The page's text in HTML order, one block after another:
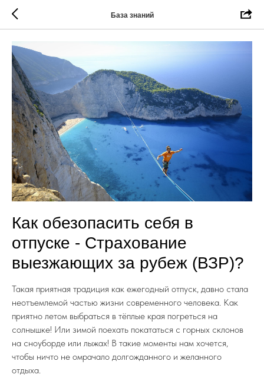
База знаний
Как обезопасить себя в
отпуске - Страхование
выезжающих за рубеж (ВЗР)?
Такая приятная традиция как ежегодный отпуск, давно стала
неотъемлемой частью жизни современного человека. Как
приятно летом выбраться в тёплые края погреться на
солнышке! Или зимой поехать покататься с горных склонов
на сноуборде или лыжах! В такие моменты нам хочется,
чтобы ничто не омрачало долгожданного и желанного
отдыха.